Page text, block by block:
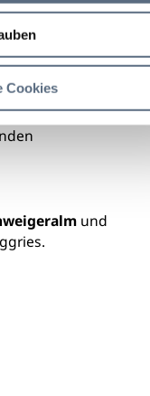
Cookies
von Lenggries
Wanderung
Gaißacher
Rechelkopf
wir bei einer
und